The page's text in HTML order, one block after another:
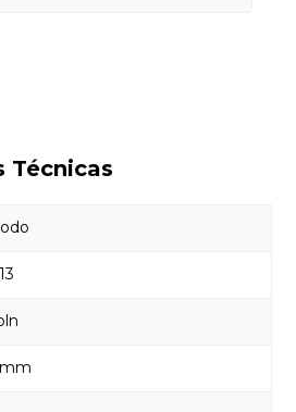
Técnicas